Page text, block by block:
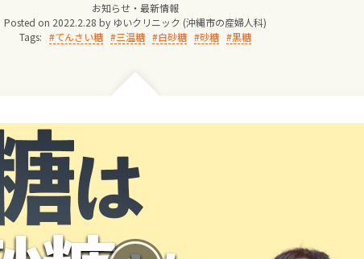
お知らせ・最新情報
Posted on 2022.2.28 by ゆいクリニック (沖縄市の産婦人科)
Tags:
てんさい糖 三温糖 白砂糖 砂糖 黒糖
ゆいクリニックの経営理念
診療料金
妊婦健診
お産について
親と子の結びつき支援